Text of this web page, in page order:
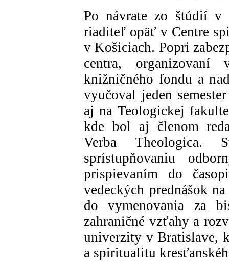
Po návrate zo štúdií v
riaditeľ opäť v Centre
v Košiciach. Popri
centra, organizovaní
knižničného fondu a
vyučoval jeden
aj na Teologickej
kde bol aj členom
Verba Theologica.
sprístupňovaniu
prispievaním do
vedeckých prednášok
do vymenovania za
zahraničné vzťahy a
univerzity v Bratislave,
a spiritualitu